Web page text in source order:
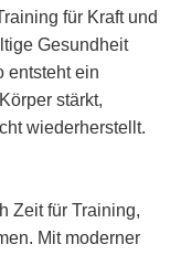
für Kraft und
Gesundheit
entsteht ein
stärkt,
wiederherstellt.
Zeit für Training,
Mit moderner